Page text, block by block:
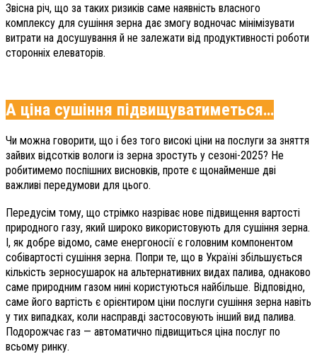
Звісна річ, що за таких ризиків саме наявність власного
комплексу для сушіння зерна дає змогу водночас мінімізувати
витрати на досушування й не залежати від продуктивності роботи
сторонніх елеваторів.
А ціна сушіння підвищуватиметься…
Чи можна говорити, що і без того високі ціни на послуги за зняття
зайвих відсотків вологи із зерна зростуть у сезоні-2025? Не
робитимемо поспішних висновків, проте є щонайменше дві
важливі передумови для цього.
Передусім тому, що стрімко назріває нове підвищення вартості
природного газу, який широко використовують для сушіння зерна.
І, як добре відомо, саме енергоносії є головним компонентом
собівартості сушіння зерна. Попри те, що в Україні збільшується
кількість зерносушарок на альтернативних видах палива, однаково
саме природним газом нині користуються найбільше. Відповідно,
саме його вартість є орієнтиром ціни послуги сушіння зерна навіть
у тих випадках, коли насправді застосовують інший вид палива.
Подорожчає газ — автоматично підвищиться ціна послуг по
всьому ринку.